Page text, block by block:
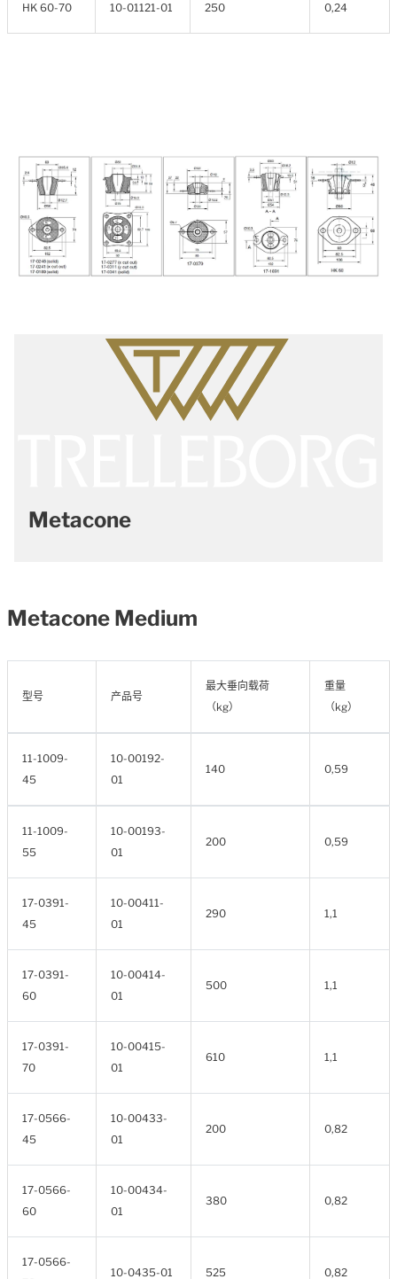
HK 60-70 10-01121-01 250 0,24
Metacone
Metacone Medium
型号 产品号
最大垂向载荷
（kg）
重量
（kg）
11-1009-
45
10-00192-
01
140 0,59
11-1009-
55
10-00193-
01
200 0,59
17-0391-
45
10-00411-
01
290 1,1
17-0391-
60
10-00414-
01
500 1,1
17-0391-
70
10-00415-
01
610 1,1
17-0566-
45
10-00433-
01
200 0,82
17-0566-
60
10-00434-
01
380 0,82
17-0566-
10-0435-01 525 0,82